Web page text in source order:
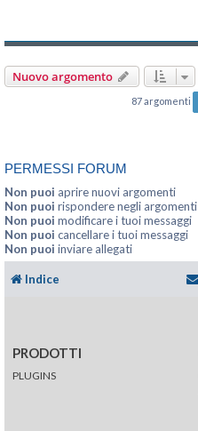
Nuovo argomento
87 argomenti
PERMESSI FORUM
Non puoi aprire nuovi argomenti
Non puoi rispondere negli argomenti
Non puoi modificare i tuoi messaggi
Non puoi cancellare i tuoi messaggi
Non puoi inviare allegati
Indice
PRODOTTI
PLUGINS